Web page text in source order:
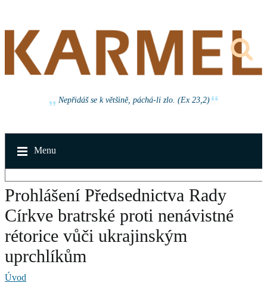
Nepřidáš se k většině, páchá-li zlo. (Ex 23,2)
Menu
Prohlášení Předsednictva Rady
Církve bratrské proti nenávistné
rétorice vůči ukrajinským
uprchlíkům
Úvod